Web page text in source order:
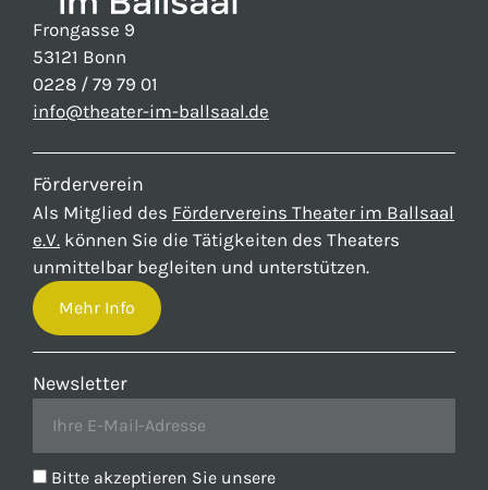
Frongasse 9
53121 Bonn
0228 / 79 79 01
info@theater-im-ballsaal.de
Förderverein
Als Mitglied des Fördervereins Theater im Ballsaal
e.V. können Sie die Tätigkeiten des Theaters
unmittelbar begleiten und unterstützen.
Mehr Info
Newsletter
Bitte akzeptieren Sie unsere